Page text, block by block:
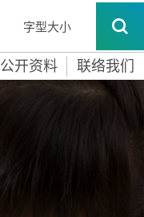
字型大小
公开资料 联络我们